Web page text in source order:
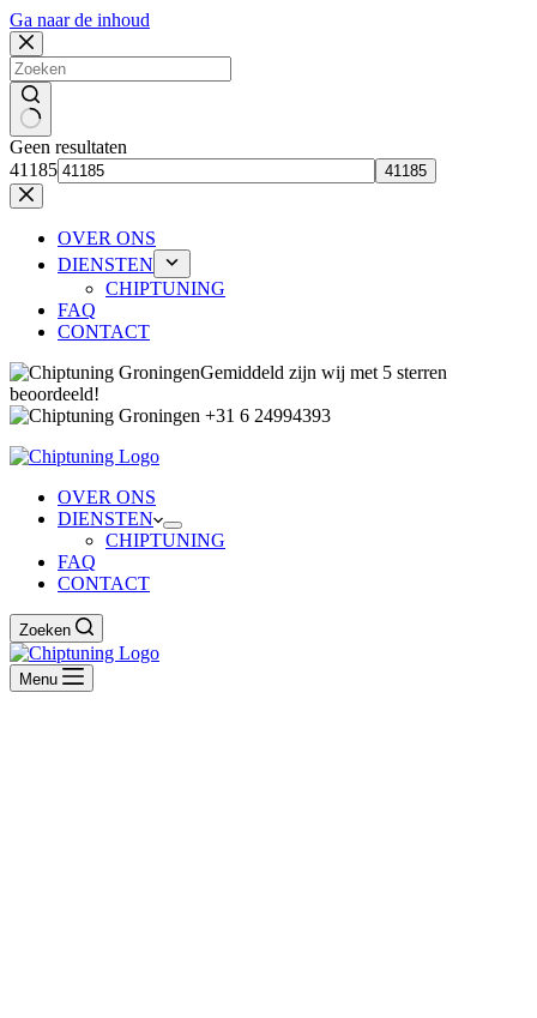
Ga naar de inhoud
Geen resultaten
41185
OVER ONS
DIENSTEN
CHIPTUNING
FAQ
CONTACT
Gemiddeld zijn wij met 5 sterren
beoordeeld!
+31 6 24994393
OVER ONS
DIENSTEN
CHIPTUNING
FAQ
CONTACT
Zoeken
Menu